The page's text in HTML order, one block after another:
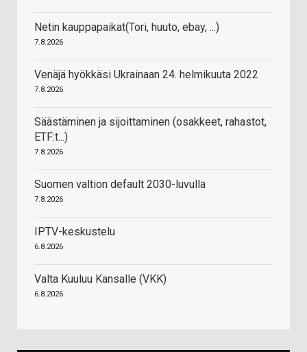
Netin kauppapaikat(Tori, huuto, ebay, ...)
7.8.2026
Venäjä hyökkäsi Ukrainaan 24. helmikuuta 2022
7.8.2026
Säästäminen ja sijoittaminen (osakkeet, rahastot,
ETF:t...)
7.8.2026
Suomen valtion default 2030-luvulla
7.8.2026
IPTV-keskustelu
6.8.2026
Valta Kuuluu Kansalle (VKK)
6.8.2026